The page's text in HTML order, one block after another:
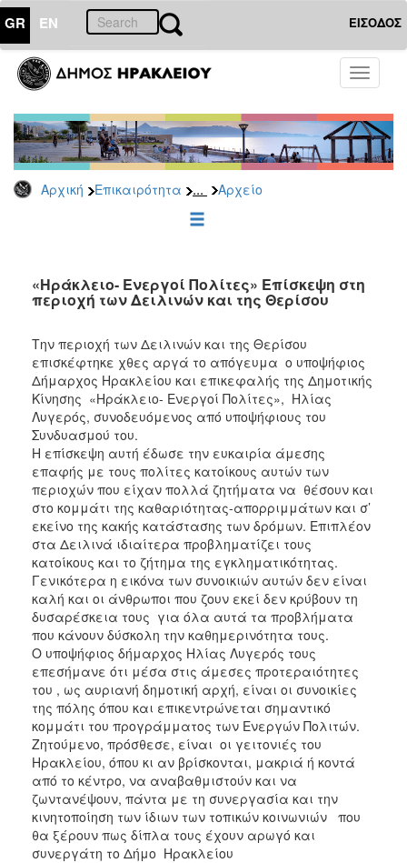
GR EN ΕΙΣΟΔΟΣ
Toggle
Αρχική Επικαιρότητα ... Αρχείο
ΕΠΙΚΑΙΡΟΤΗΤΑ
Παρατάξεις
Αρχείο
ΕΠΙΣΚΕΠΤΗΣ
«Ηράκλειο- Ενεργοί Πολίτες» Επίσκεψη στη
περιοχή των Δειλινών και της Θερίσου
Την περιοχή των Δειλινών και της Θερίσου
επισκέφτηκε χθες αργά το απόγευμα ο υποψήφιος
Δήμαρχος Ηρακλείου και επικεφαλής της Δημοτικής
Κίνησης «Ηράκλειο- Ενεργοί Πολίτες», Ηλίας
Λυγερός, συνοδευόμενος από υποψήφιους του
Συνδυασμού του.
Η επίσκεψη αυτή έδωσε την ευκαιρία άμεσης
επαφής με τους πολίτες κατοίκους αυτών των
περιοχών που είχαν πολλά ζητήματα να θέσουν και
στο κομμάτι της καθαριότητας-απορριμμάτων και σ’
εκείνο της κακής κατάστασης των δρόμων. Επιπλέον
στα Δειλινά ιδιαίτερα προβληματίζει τους
κατοίκους και το ζήτημα της εγκληματικότητας.
Γενικότερα η εικόνα των συνοικιών αυτών δεν είναι
καλή και οι άνθρωποι που ζουν εκεί δεν κρύβουν τη
δυσαρέσκεια τους για όλα αυτά τα προβλήματα
που κάνουν δύσκολη την καθημερινότητα τους.
Ο υποψήφιος δήμαρχος Ηλίας Λυγερός τους
επεσήμανε ότι μέσα στις άμεσες προτεραιότητες
του , ως αυριανή δημοτική αρχή, είναι οι συνοικίες
της πόλης όπου και επικεντρώνεται σημαντικό
κομμάτι του προγράμματος των Ενεργών Πολιτών.
Ζητούμενο, πρόσθεσε, είναι οι γειτονιές του
Ηρακλείου, όπου κι αν βρίσκονται, μακριά ή κοντά
από το κέντρο, να αναβαθμιστούν και να
ζωντανέψουν, πάντα με τη συνεργασία και την
κινητοποίηση των ίδιων των τοπικών κοινωνιών που
θα ξέρουν πως δίπλα τους έχουν αρωγό και
συνεργάτη το Δήμο Ηρακλείου